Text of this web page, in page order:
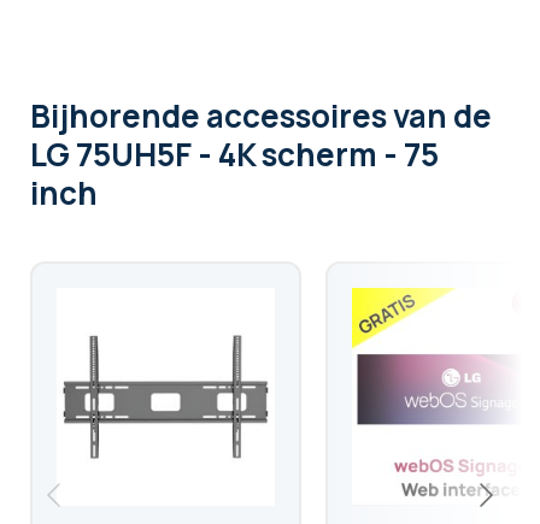
Bijhorende accessoiresvan de
LG 75UH5F - 4K scherm - 75
inch